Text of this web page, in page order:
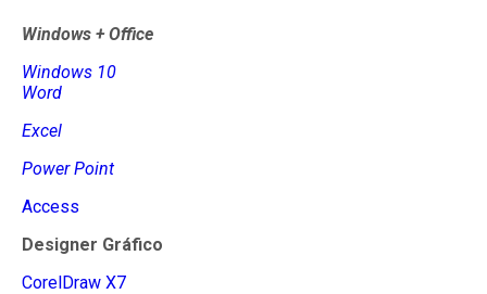
Windows + Office
Windows 10
Word
Excel
Power Point
Access
Designer Gráfico
CorelDraw X7